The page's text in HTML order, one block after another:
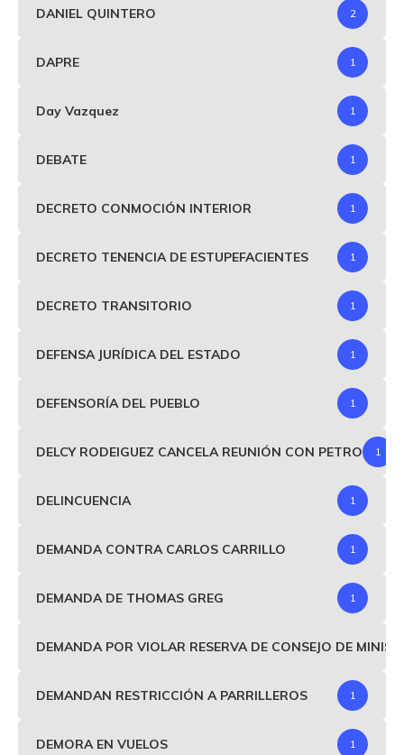
DANIEL QUINTERO 2
DAPRE 1
Day Vazquez 1
DEBATE 1
DECRETO CONMOCIÓN INTERIOR 1
DECRETO TENENCIA DE ESTUPEFACIENTES 1
DECRETO TRANSITORIO 1
DEFENSA JURÍDICA DEL ESTADO 1
DEFENSORÍA DEL PUEBLO 1
DELCY RODEIGUEZ CANCELA REUNIÓN CON PETRO 1
DELINCUENCIA 1
DEMANDA CONTRA CARLOS CARRILLO 1
DEMANDA DE THOMAS GREG 1
DEMANDA POR VIOLAR RESERVA DE CONSEJO DE
DEMANDAN RESTRICCIÓN A PARRILLEROS 1
DEMORA EN VUELOS 1